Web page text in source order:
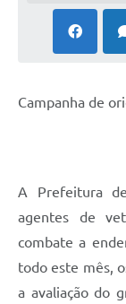
Leis Municipais
Audiências Públicas
Arquivos para
Carta de Serviços
Galeria de Vídeos
Campanha de
A Prefeitura
agentes de
combate a
todo este mês,
a avaliação do